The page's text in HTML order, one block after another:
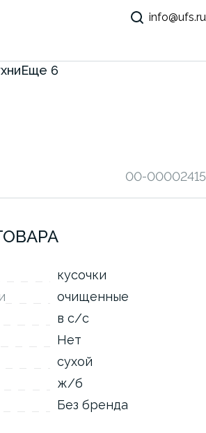
info@ufs.ru
Еще 6
00-00002415
кусочки
очищенные
в с/с
Нет
сухой
ж/б
Без бренда